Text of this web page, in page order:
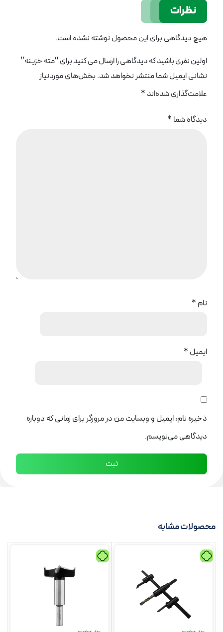
نظرات
هیچ دیدگاهی برای این محصول نوشته نشده است.
اولین نفری باشید که دیدگاهی را ارسال می کنید برای “مته خزینه”
نشانی ایمیل شما منتشر نخواهد شد. بخش‌های موردنیاز
علامت‌گذاری شده‌اند *
دیدگاه شما *
نام *
ایمیل *
ذخیره نام، ایمیل و وبسایت من در مرورگر برای زمانی که دوباره
دیدگاهی می‌نویسم.
محصولات مشابه